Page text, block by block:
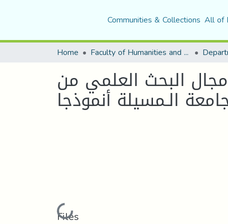
Communities & Collections All of
Home Faculty of Humanities and Social Sciences
البحث العلمي من
الـمسيلة أنموذجا
Loading...
Files